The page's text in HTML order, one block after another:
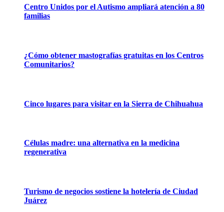
Centro Unidos por el Autismo ampliará atención a 80
familias
¿Cómo obtener mastografías gratuitas en los Centros
Comunitarios?
Cinco lugares para visitar en la Sierra de Chihuahua
Células madre: una alternativa en la medicina
regenerativa
Turismo de negocios sostiene la hotelería de Ciudad
Juárez